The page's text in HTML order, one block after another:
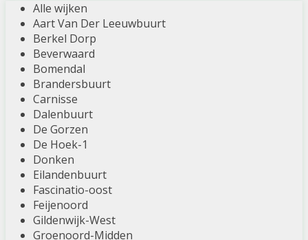
Alle wijken
Aart Van Der Leeuwbuurt
Berkel Dorp
Beverwaard
Bomendal
Brandersbuurt
Carnisse
Dalenbuurt
De Gorzen
De Hoek-1
Donken
Eilandenbuurt
Fascinatio-oost
Feijenoord
Gildenwijk-West
Groenoord-Midden